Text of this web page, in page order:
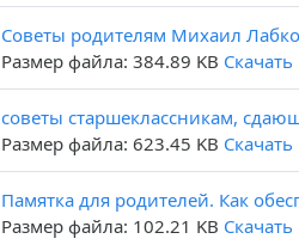
Советы родителям Михаил
Размер файла: 384.89 KB Скачать
советы старшеклассникам,
Размер файла: 623.45 KB Скачать
Памятка для родителей. Как
Размер файла: 102.21 KB Скачать